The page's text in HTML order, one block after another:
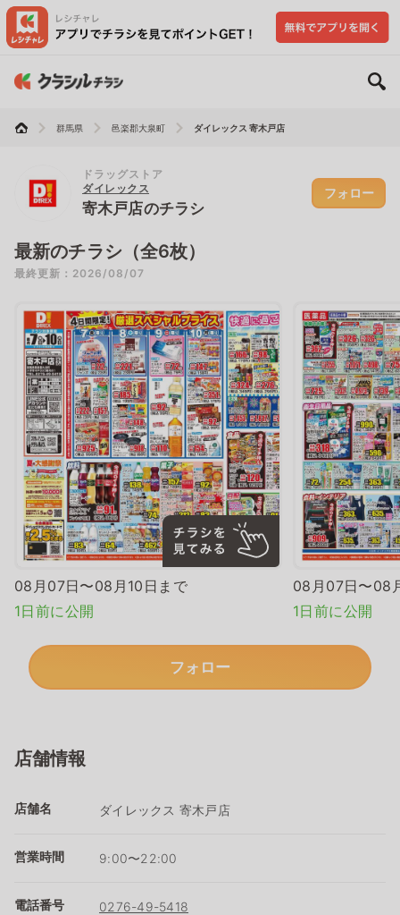
群馬県 邑楽郡大泉町 ダイレックス 寄木戸店
ドラッグストア
ダイレックス
寄木戸店のチラシ
フォロー
最新のチラシ（全6枚）
最終更新：2026/08/07
08月07日〜08月10日まで
1日前に公開
08月07日〜08
1日前に公開
フォロー
店舗情報
店舗名 ダイレックス 寄木戸店
営業時間 9:00〜22:00
電話番号 0276-49-5418